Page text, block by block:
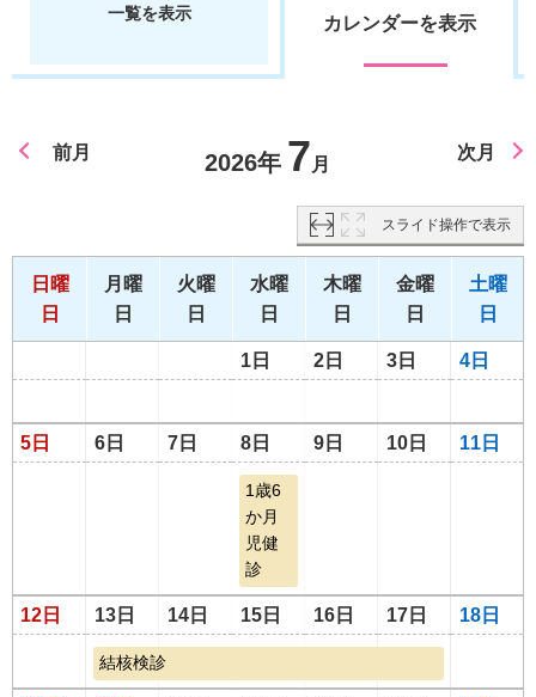
一覧を表示 カレンダーを表示
前月 2026年 7 月
次月
スライド操作で表示
日曜
日
月曜
日
火曜
日
水曜
日
木曜
日
金曜
日
土曜
日
1日 2日 3日 4日
5日 6日 7日 8日 9日 10日 11日
1歳6
か月
児健
診
12日 13日 14日 15日 16日 17日 18日
結核検診